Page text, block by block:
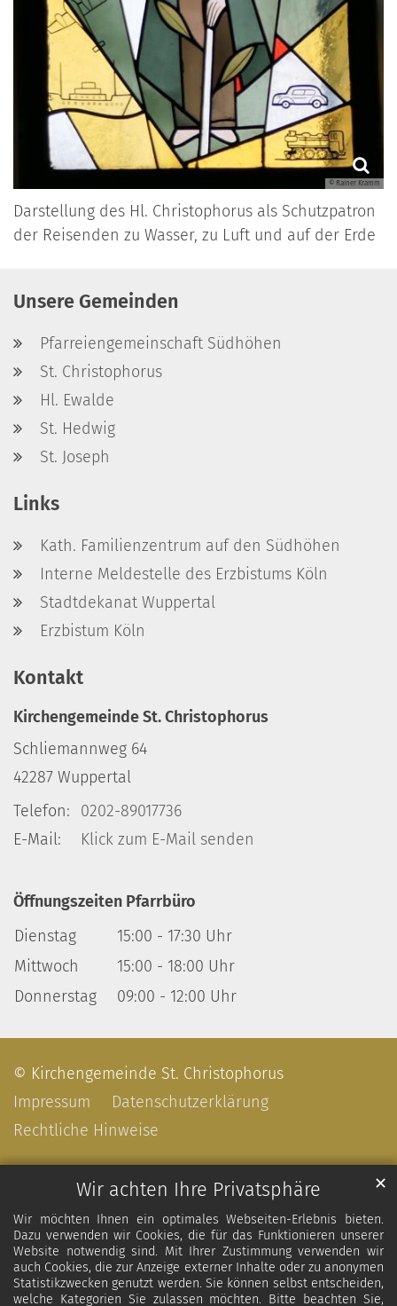
Wir achten Ihre Privatsphäre
Wir möchten Ihnen ein optimales Webseiten-Erlebnis bieten.
Dazu verwenden wir Cookies, die für das Funktionieren unserer
Website notwendig sind. Mit Ihrer Zustimmung verwenden wir
auch Cookies, die zur Anzeige externer Inhalte oder zu anonymen
Statistikzwecken genutzt werden. Sie können selbst entscheiden,
welche Kategorien Sie zulassen möchten. Bitte beachten Sie,
✕
© Rainer Kramm
Darstellung des Hl. Christophorus als Schutzpatron
der Reisenden zu Wasser, zu Luft und auf der Erde
Unsere Gemeinden
Pfarreiengemeinschaft Südhöhen
St. Christophorus
Hl. Ewalde
St. Hedwig
St. Joseph
Links
Kath. Familienzentrum auf den Südhöhen
Interne Meldestelle des Erzbistums Köln
Stadtdekanat Wuppertal
Erzbistum Köln
Kontakt
Kirchengemeinde St. Christophorus
Schliemannweg 64
42287 Wuppertal
Telefon:
0202-89017736
E-Mail:
Klick zum E-Mail senden
Öffnungszeiten Pfarrbüro
Dienstag
15:00 - 17:30 Uhr
Mittwoch
15:00 - 18:00 Uhr
Donnerstag
09:00 - 12:00 Uhr
© Kirchengemeinde St. Christophorus
Impressum
Datenschutzerklärung
Rechtliche Hinweise